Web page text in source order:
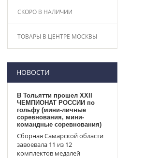
СКОРО В НАЛИЧИИ
ТОВАРЫ В ЦЕНТРЕ МОСКВЫ
НОВОСТИ
В Тольятти прошел XXII
ЧЕМПИОНАТ РОССИИ по
гольфу (мини-личные
соревнования, мини-
командные соревнования)
Сборная Самарской области
завоевала 11 из 12
комплектов медалей